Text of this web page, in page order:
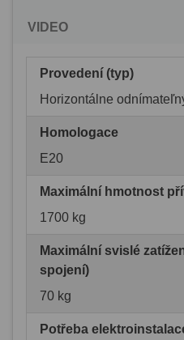
VIDEO
Provedení (typ)
Horizontálne
Homologace
E20
Maximální hmotnost
1700 kg
Maximální svislé
spojení)
70 kg
Potřeba